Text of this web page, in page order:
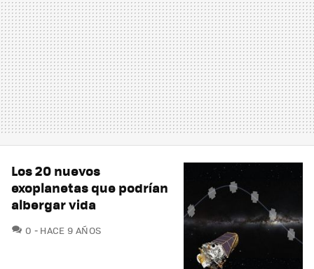
Los 20 nuevos
exoplanetas que podrían
albergar vida
0 COMENTARIOS
HACE 9 AÑOS